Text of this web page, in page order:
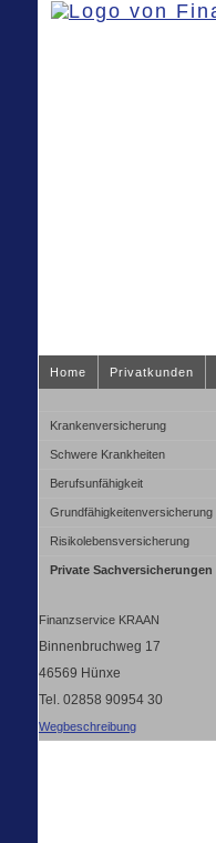
Home Privatkunden
Kranken­ver­si­che­rung
Schwe­re Krank­hei­ten
Berufsunfähigkeit
Grundfähigkeitenversicherung
Risiko­lebens­ver­si­che­rung
Private Sachversicherungen
Finanzservice KRAAN
Binnenbruchweg 17
46569 Hünxe
Tel. 02858 90954 30
Wegbeschreibung